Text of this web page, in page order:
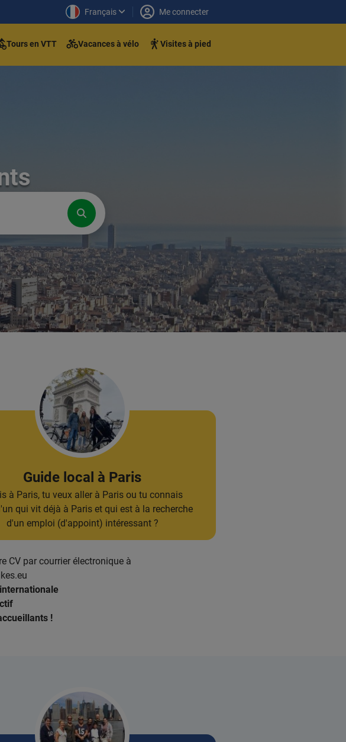
Français Me connecter
Tours en VTT Vacances à vélo Visites à pied
Guide local à Paris
à Paris, tu veux aller à Paris ou tu connais
qui vit déjà à Paris et qui est à la recherche
d'un emploi (d'appoint) intéressant ?
CV par courrier électronique à
!